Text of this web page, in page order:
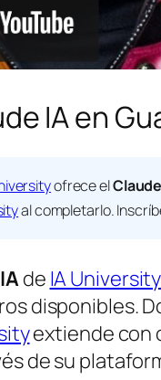
IA en
ofrece el
al completarlo.
de IA University
disponibles.
extiende con
de su